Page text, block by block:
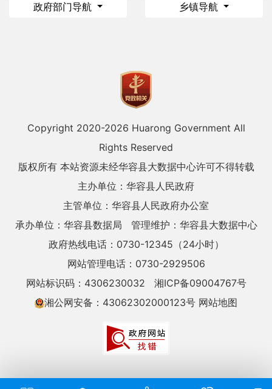
政府部门导航 乡镇导航
Copyright 2020-2026 Huarong Government All
Rights Reserved
版权所有 本站资源未经华容县大数据中心许可不得转载
主办单位：华容县人民政府
主管单位：华容县人民政府办公室
承办单位：华容县数据局
管理维护：华容县大数据中心
政府热线电话：0730-12345（24小时）
网站管理电话：0730-2929506
网站标识码：4306230032
湘ICP备09004767号
湘公网安备：43062302000123号 网站地图